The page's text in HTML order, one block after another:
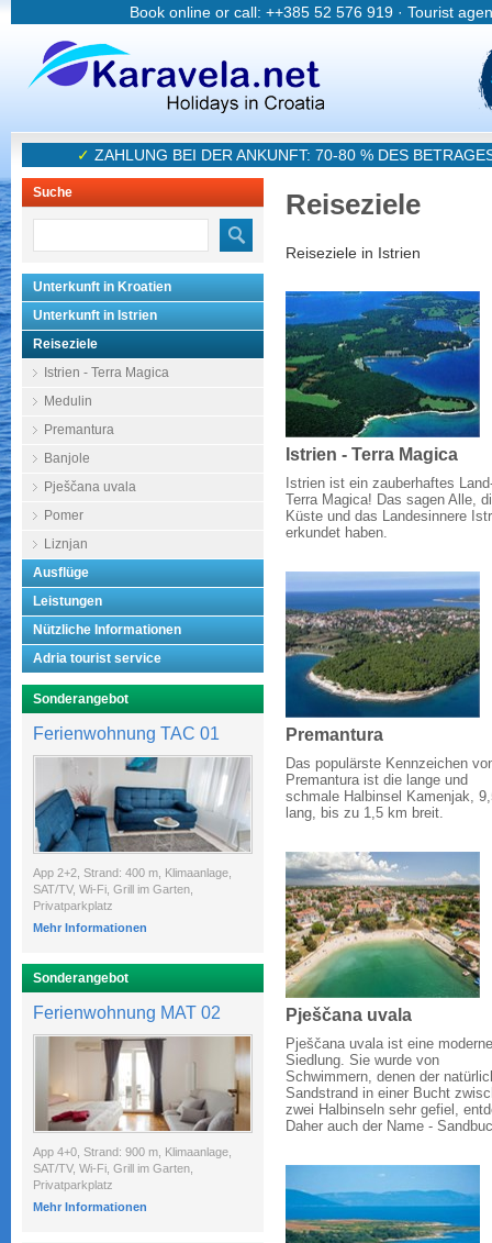
Book online or call: ++385 52 576 919 · Tourist
✓ ZAHLUNG BEI DER ANKUNFT: 70-80 % DES
Suche
Unterkunft in Kroatien
Unterkunft in Istrien
Reiseziele
Istrien - Terra Magica
Medulin
Premantura
Banjole
Pješčana uvala
Pomer
Liznjan
Ausflüge
Leistungen
Nützliche Informationen
Adria tourist service
Sonderangebot
Ferienwohnung TAC 01
App 2+2, Strand: 400 m, Klimaanlage,
SAT/TV, Wi-Fi, Grill im Garten,
Privatparkplatz
Mehr Informationen
Sonderangebot
Ferienwohnung MAT 02
App 4+0, Strand: 900 m, Klimaanlage,
SAT/TV, Wi-Fi, Grill im Garten,
Privatparkplatz
Mehr Informationen
Reiseziele
Reiseziele in Istrien
Istrien - Terra Magica
Istrien ist ein zauberhaftes
Terra Magica! Das sagen Alle,
Küste und das Landesinnere
erkundet haben.
Premantura
Das populärste Kennzeichen
Premantura ist die lange und
schmale Halbinsel Kamenjak,
lang, bis zu 1,5 km breit.
Pješčana uvala
Pješčana uvala ist eine moderne
Siedlung. Sie wurde von
Schwimmern, denen der
Sandstrand in einer Bucht
zwei Halbinseln sehr gefiel,
Daher auch der Name -